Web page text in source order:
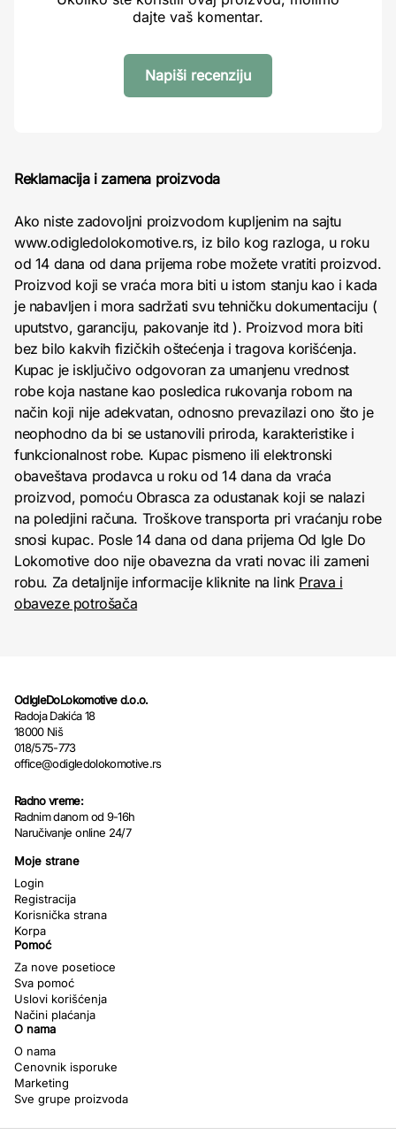
dajte vaš komentar.
Napiši recenziju
Reklamacija i zamena proizvoda
Ako niste zadovoljni proizvodom kupljenim na sajtu
www.odigledolokomotive.rs, iz bilo kog razloga, u roku
od 14 dana od dana prijema robe možete vratiti proizvod.
Proizvod koji se vraća mora biti u istom stanju kao i kada
je nabavljen i mora sadržati svu tehničku dokumentaciju (
uputstvo, garanciju, pakovanje itd ). Proizvod mora biti
bez bilo kakvih fizičkih oštećenja i tragova korišćenja.
Kupac je isključivo odgovoran za umanjenu vrednost
robe koja nastane kao posledica rukovanja robom na
način koji nije adekvatan, odnosno prevazilazi ono što je
neophodno da bi se ustanovili priroda, karakteristike i
funkcionalnost robe. Kupac pismeno ili elektronski
obaveštava prodavca u roku od 14 dana da vraća
proizvod, pomoću Obrasca za odustanak koji se nalazi
na poledjini računa. Troškove transporta pri vraćanju robe
snosi kupac. Posle 14 dana od dana prijema Od Igle Do
Lokomotive doo nije obavezna da vrati novac ili zameni
robu. Za detaljnije informacije kliknite na link Prava i
obaveze potrošača
OdIgleDoLokomotive d.o.o.
Radoja Dakića 18
18000 Niš
018/575-773
office@odigledolokomotive.rs
Radno vreme:
Radnim danom od 9-16h
Naručivanje online 24/7
Moje strane
Login
Registracija
Korisnička strana
Korpa
Pomoć
Za nove posetioce
Sva pomoć
Uslovi korišćenja
Načini plaćanja
O nama
O nama
Cenovnik isporuke
Marketing
Sve grupe proizvoda